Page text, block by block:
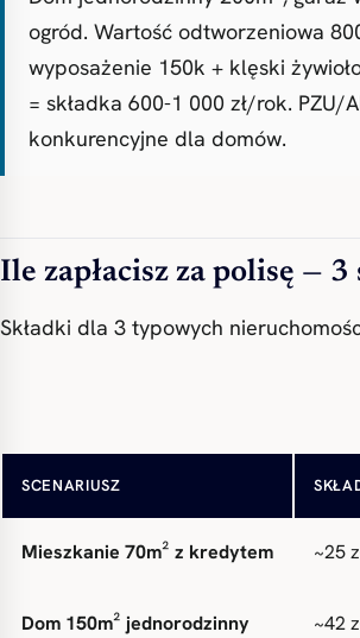
ogród. Wartość odtworzeniowa
wyposażenie 150k + klęski
= składka 600-1 000 zł/rok. PZU/
konkurencyjne dla domów.
Ile zapłacisz za polisę — 3
Składki dla 3 typowych
SCENARIUSZ
Mieszkanie 50m² w bloku ~13
Mieszkanie 70m² z kredytem ~25
Dom 150m² jednorodzinny ~42